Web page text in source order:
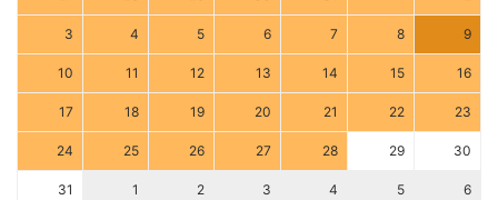
3 4 5 6 7 8 9
10 11 12 13 14 15 16
17 18 19 20 21 22 23
24 25 26 27 28 29 30
31 1 2 3 4 5 6